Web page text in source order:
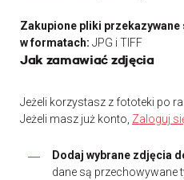
Zakupione pliki
w formatach: JPG i TIFF
Jak zamawiać zdjęcia
Jeżeli korzystasz z fototeki po
Jeżeli masz już konto, Zaloguj
Dodaj wybrane zdjęcia
dane są przechowywane